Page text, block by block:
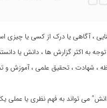
، آگاهی یا درک از کسی یا چیزی
توجه به اکثر گزارش ها ، دانش یا
، شهادت ، تحقیق علمی ، آموزش و
می تواند به فهم نظری یا عملی